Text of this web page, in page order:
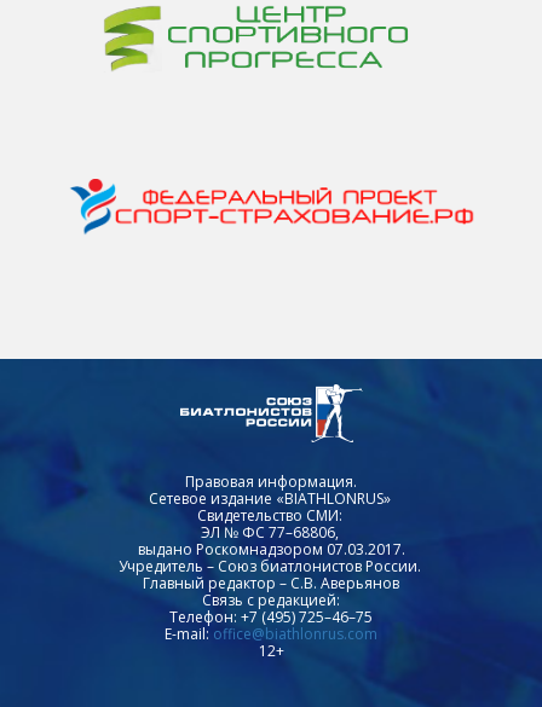
Правовая информация.
Сетевое издание «BIATHLONRUS»
Свидетельство СМИ:
ЭЛ № ФС 77–68806,
выдано Роскомнадзором 07.03.2017.
Учредитель – Союз биатлонистов России.
Главный редактор – С.В. Аверьянов
Связь с редакцией:
Телефон: +7 (495) 725–46–75
E-mail: office@biathlonrus.com
12+